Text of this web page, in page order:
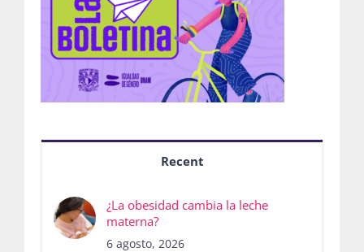
Recent
¿La obesidad cambia la leche
materna?
6 agosto, 2026